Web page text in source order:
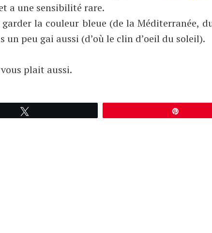
a une sensibilité rare.
garder la couleur bleue (de la Méditerranée,
peu gai aussi (d’où le clin d’oeil du soleil).
plait aussi.